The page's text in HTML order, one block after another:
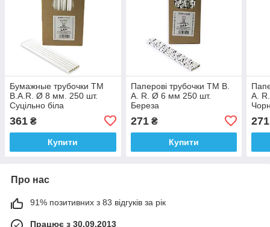
Бумажные трубочки TM
B.A.R. Ø 8 мм. 250 шт.
Суцільно біла
361 ₴
Купити
Паперові трубочки TM B.
A. R. Ø 6 мм 250 шт.
Береза
271₴
Купити
A.
271
Про нас
91% позитивних з 83 відгуків за рік
Працює з 30.09.2013